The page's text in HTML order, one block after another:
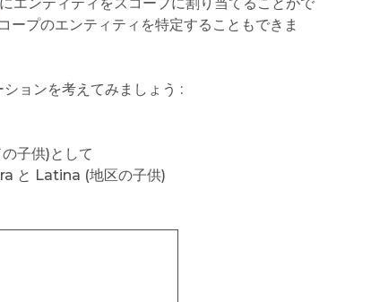
ープのエンティティを特定することもできま
ョンを考えてみましょう :
子供)として
と Latina (地区の子供)